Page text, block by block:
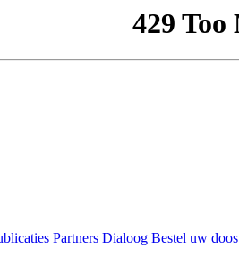
Partners Dialoog Bestel uw